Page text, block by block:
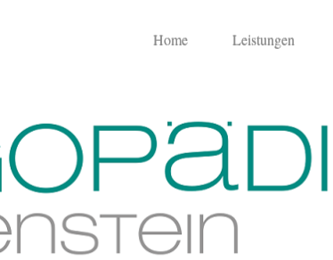
Home Leistungen